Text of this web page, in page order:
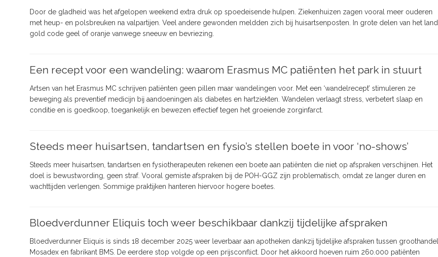
Door de gladheid was het afgelopen weekend extra druk op spoedeisende hulpen. Ziekenhuizen zagen vooral meer ouderen
met heup- en polsbreuken na valpartijen. Veel andere gewonden meldden zich bij huisartsenposten. In grote delen van het land
gold code geel of oranje vanwege sneeuw en bevriezing.
Een recept voor een wandeling: waarom Erasmus MC patiënten het park in stuurt
Artsen van het Erasmus MC schrijven patiënten geen pillen maar wandelingen voor. Met een ‘wandelrecept’ stimuleren ze
beweging als preventief medicijn bij aandoeningen als diabetes en hartziekten. Wandelen verlaagt stress, verbetert slaap en
conditie en is goedkoop, toegankelijk en bewezen effectief tegen het groeiende zorginfarct.
Steeds meer huisartsen, tandartsen en fysio’s stellen boete in voor ‘no-shows’
Steeds meer huisartsen, tandartsen en fysiotherapeuten rekenen een boete aan patiënten die niet op afspraken verschijnen. Het
doel is bewustwording, geen straf. Vooral gemiste afspraken bij de POH-GGZ zijn problematisch, omdat ze langer duren en
wachttijden verlengen. Sommige praktijken hanteren hiervoor hogere boetes.
Bloedverdunner Eliquis toch weer beschikbaar dankzij tijdelijke afspraken
Bloedverdunner Eliquis is sinds 18 december 2025 weer leverbaar aan apotheken dankzij tijdelijke afspraken tussen groothandel
Mosadex en fabrikant BMS. De eerdere stop volgde op een prijsconflict. Door het akkoord hoeven ruim 260.000 patiënten